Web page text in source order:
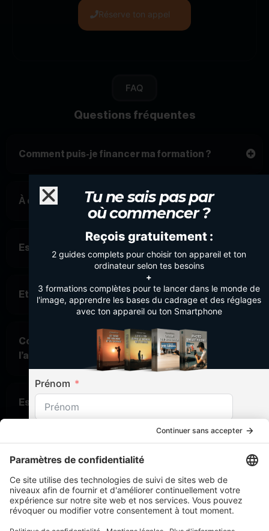
Réserve ton appel
FAQ
Questions fréquentes
Comment puis-je financer ma formation ?
À qui s’adresse Creator Pro ?
Est-ce adapté si je débute ?
Et si j’ai déjà une activité qui tourne ?
Concrètement, qu’est-ce que j’ai dans
l’accompagnement ?
Est-ce du groupe ou de l’individuel ?
Est-ce que je vais vraiment réussir à générer du
chiffre ?
Tu ne sais pas par
où commencer ?
Reçois gratuitement :
2 guides complets pour choisir ton appareil et ton
ordinateur selon tes besoins
+
3 formations complètes pour te lancer dans le monde de
l'image, apprendre les bases du cadrage et des réglages
avec ton appareil ou ton Smartphone
Prénom
Nom
Téléphone